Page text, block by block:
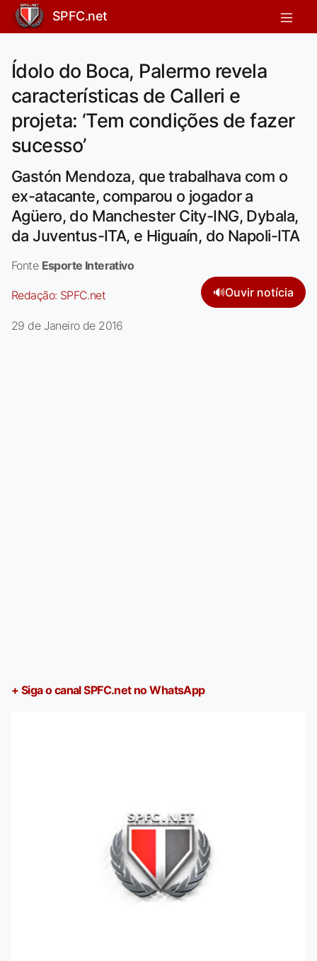
SPFC.net
Ídolo do Boca, Palermo revela
características de Calleri e
projeta: ‘Tem condições de fazer
sucesso’
Gastón Mendoza, que trabalhava com o
ex-atacante, comparou o jogador a
Agüero, do Manchester City-ING, Dybala,
da Juventus-ITA, e Higuaín, do Napoli-ITA
Fonte Esporte Interativo
Redação: SPFC.net 🔊Ouvir notícia
29 de Janeiro de 2016
+ Siga o canal SPFC.net no WhatsApp